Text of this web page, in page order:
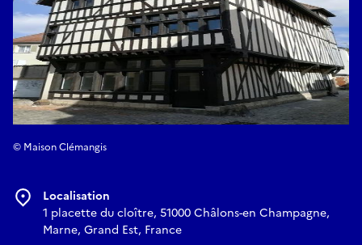
© Maison Clémangis
Localisation
1 placette du cloître, 51000 Châlons-en Champagne,
Marne, Grand Est, France